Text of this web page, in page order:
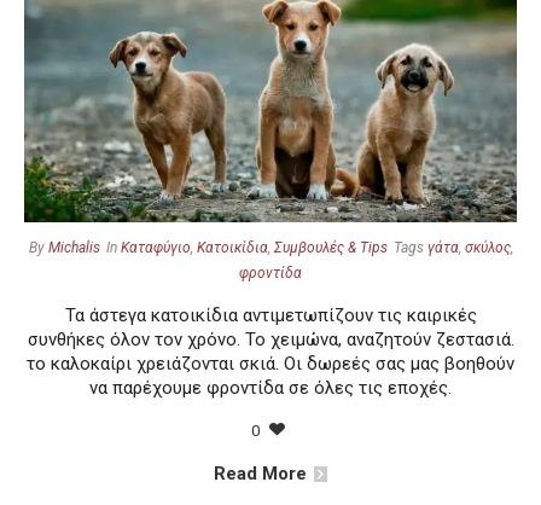
By Michalis In Καταφύγιο, Κατοικίδια,Συμβουλές & Tips Tags γάτα, σκύλος,
φροντίδα
Τα άστεγα κατοικίδια αντιμετωπίζουν τις καιρικές
συνθήκες όλον τον χρόνο. Το χειμώνα, αναζητούν ζεστασιά.
το καλοκαίρι χρειάζονται σκιά. Οι δωρεές σας μας βοηθούν
να παρέχουμε φροντίδα σε όλες τις εποχές.
0
Read More